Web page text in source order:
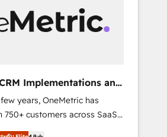
CRM migrations & End to end
AI workflows & enrichment 📘
revenue insights.
Implementations and
years, OneMetric has
customers across SaaS,
real estate, and other